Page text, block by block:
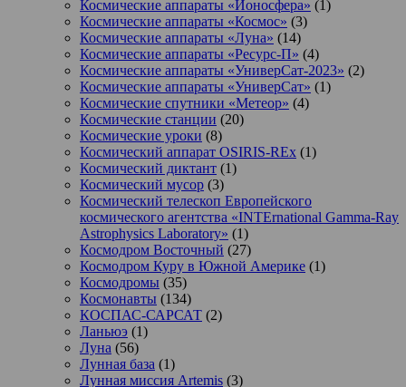
Космические аппараты «Ионосфера» (1)
Космические аппараты «Космос» (3)
Космические аппараты «Луна» (14)
Космические аппараты «Ресурс-П» (4)
Космические аппараты «УниверСат-2023» (2)
Космические аппараты «УниверСат» (1)
Космические спутники «Метеор» (4)
Космические станции (20)
Космические уроки (8)
Космический аппарат OSIRIS-REx (1)
Космический диктант (1)
Космический мусор (3)
Космический телескоп Европейского
космического агентства «INTErnational Gamma-Ray
Astrophysics Laboratory» (1)
Космодром Восточный (27)
Космодром Куру в Южной Америке (1)
Космодромы (35)
Космонавты (134)
КОСПАС-САРСАТ (2)
Ланьюэ (1)
Луна (56)
Лунная база (1)
Лунная миссия Artemis (3)